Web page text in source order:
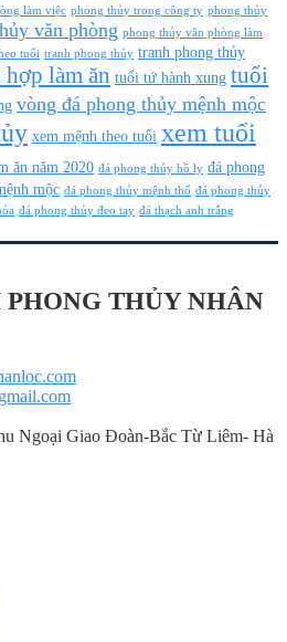
làm việc phong thủy trong công ty phong thủy
văn phòng phong thủy văn phòng làm
tuổi tranh phong thủy tranh phong thủy
làm ăn tuổi tứ hành xung tuổi
vòng đá phong thủy mệnh mộc
xem mệnh theo tuổi xem tuổi
ăn năm 2020 đá phong thủy hồ ly đá phong
mộc đá phong thủy mệnh thổ đá phong thủy
đá phong thủy đeo tay đá thạch anh trắng
THỦY NHÂN
Ngoại Giao Đoàn-Bắc Từ Liêm- Hà